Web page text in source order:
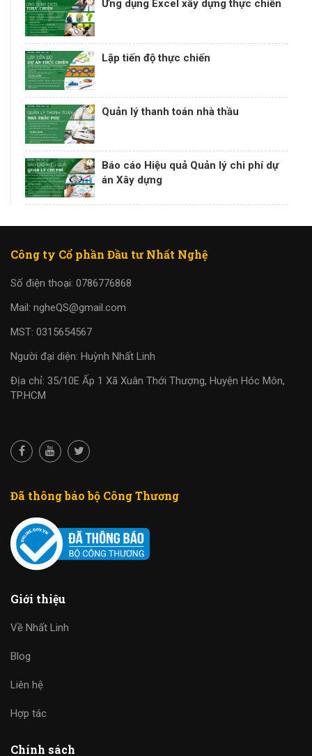
Ứng dụng Excel xây dựng thực chiến
Lập tiến độ thực chiến
Quản lý thanh toán nhà thầu
Báo cáo Hiệu quả Quản lý chi phí dự
án Xây dựng
Công ty Cổ phần Đầu tư Nhất Nghệ
Số điện thoại: 0786776868
Mail: ngheQS@gmail.com
MST: 0315654567
Người đại diện: Huỳnh Nhất Linh
Địa chỉ: 35/10E Ấp 1 Xã Xuân Thới Thượng, Huyện Hóc Môn,
TP.HCM
Đã thông báo bộ Công Thương
Giới thiệu
Về Nhất Linh
Blog
Liên hệ
Hợp tác
Chính sách